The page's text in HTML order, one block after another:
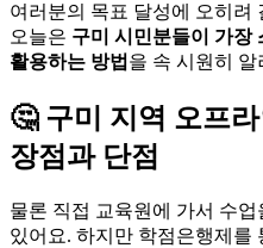
여러분의 목표 달성에 오히려
오늘은 구미 시민분들이 가장
활용하는 방법 을 속 시원히 알
🤔 구미 지역 오프
장점과 단점
물론 직접 교육원에 가서 수업
있어요. 하지만 학점은행제를